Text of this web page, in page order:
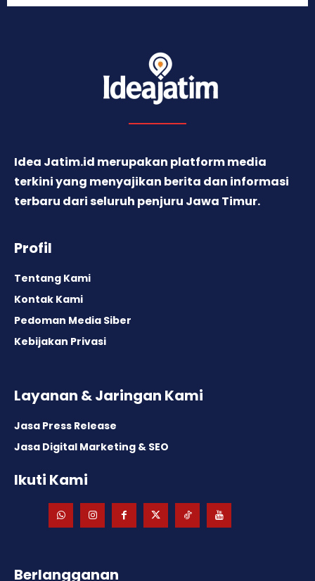
Idea Jatim.id merupakan platform media
terkini yang menyajikan berita dan informasi
terbaru dari seluruh penjuru Jawa Timur.
Profil
Tentang Kami
Kontak Kami
Pedoman Media Siber
Kebijakan Privasi
Layanan & Jaringan Kami
Jasa Press Release
Jasa Digital Marketing & SEO
Ikuti Kami
Berlangganan